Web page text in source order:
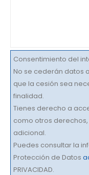
Consentimiento del
No se cederán datos
que la cesión sea
finalidad.
Tienes derecho a
como otros
adicional.
Puedes consultar la
Protección de Datos
PRIVACIDAD.